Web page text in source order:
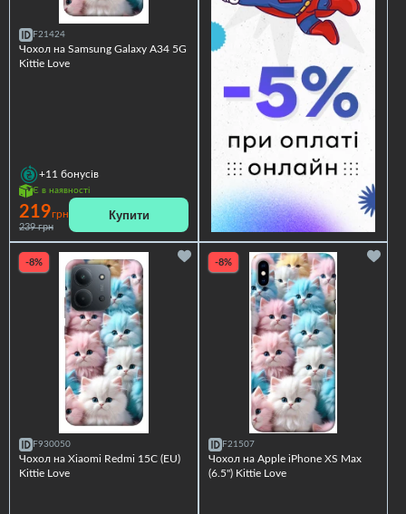
F21424
Чохол на Samsung Galaxy A34 5G
Kittie Love
+11 бонусів
Є в наявності
219грн
239 грн
Купити
-8%
F930050
Чохол на Xiaomi Redmi 15C (EU)
Kittie Love
-8%
F21507
Чохол на Apple iPhone XS Max
(6.5") Kittie Love